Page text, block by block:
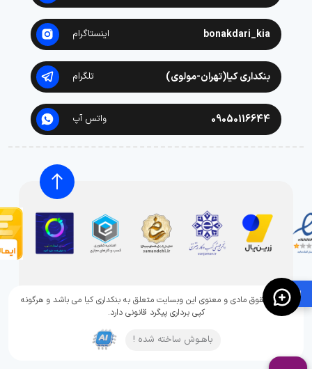
🛍️
bonakdari_kia اینستاگرام
بنکداری کیا(تهران-مولوی) تلگرام
09050116644 واتس آپ
تمامی حقوق مادی و معنوی این وبسایت متعلق به بنکداری کیا می باشد و هرگونه
کپی برداری پیگرد قانونی دارد.
باهـوش ساخته شده !